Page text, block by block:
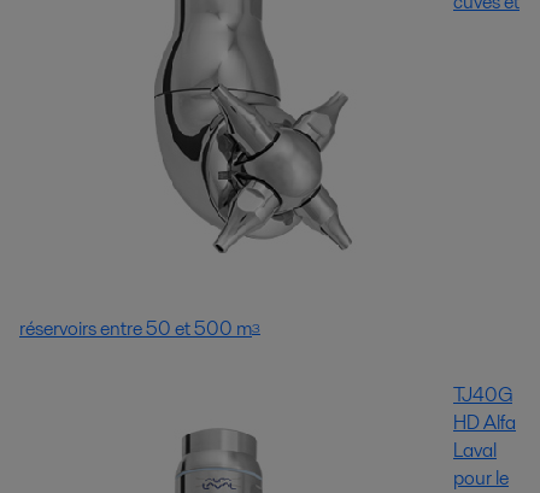
réservoirs entre 50 et 500 m3
TJ40G
HD Alfa
Laval
pour le